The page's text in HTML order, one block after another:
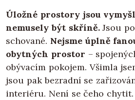
Úložné prostory jsou
nemusely být skříně.Jsou
schované. Nejsme úplně
obytných prostor –
obývacím pokojem. Všimla
jsou pak bezradní se
interiéru. Není se čeho